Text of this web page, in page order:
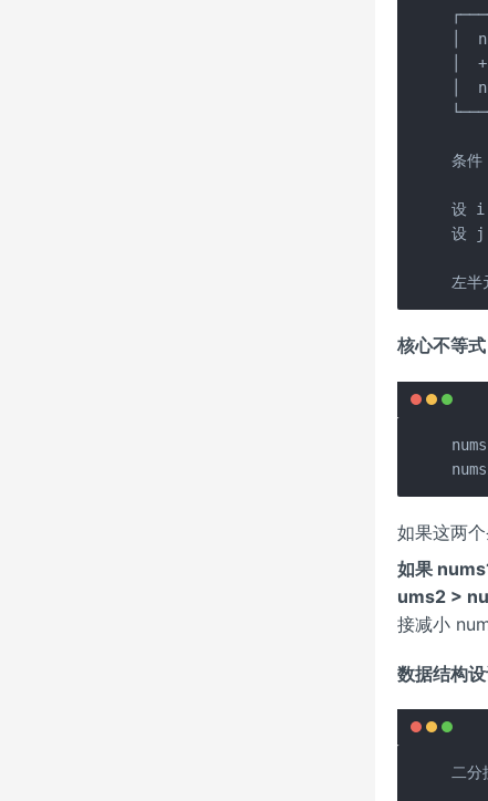
│
│
│
条件
设 i
设 j
左
核心不等式
如果这两
如果
ums2 >
接减小
数据结构
二分